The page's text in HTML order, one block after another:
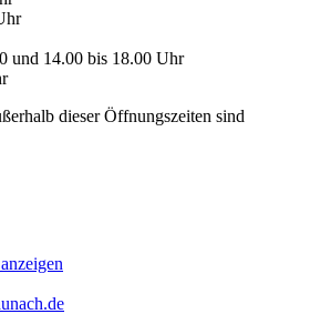
und 14.00 bis 18.00 Uhr
dieser Öffnungszeiten sind